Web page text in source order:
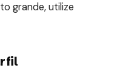
grande, utilize